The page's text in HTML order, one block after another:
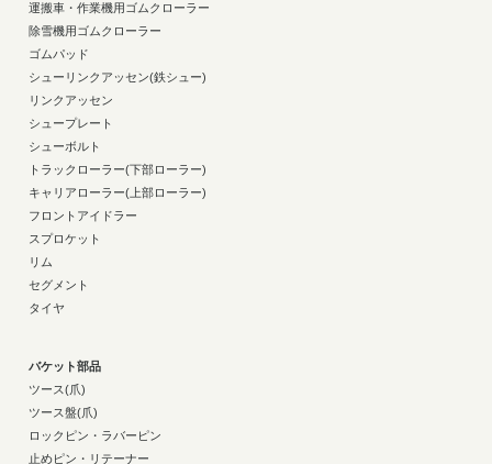
運搬車・作業機用ゴムクローラー
除雪機用ゴムクローラー
ゴムパッド
シューリンクアッセン(鉄シュー)
リンクアッセン
シュープレート
シューボルト
トラックローラー(下部ローラー)
キャリアローラー(上部ローラー)
フロントアイドラー
スプロケット
リム
セグメント
タイヤ
バケット部品
ツース(爪)
ツース盤(爪)
ロックピン・ラバーピン
止めピン・リテーナー